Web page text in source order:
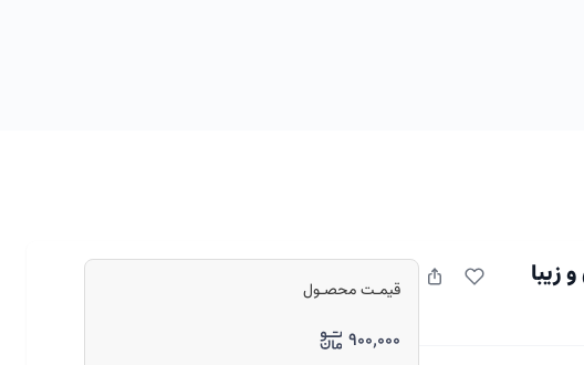
1169 | هنری و زیبا
قیمـت محصـول
۹۰۰٬۰۰۰